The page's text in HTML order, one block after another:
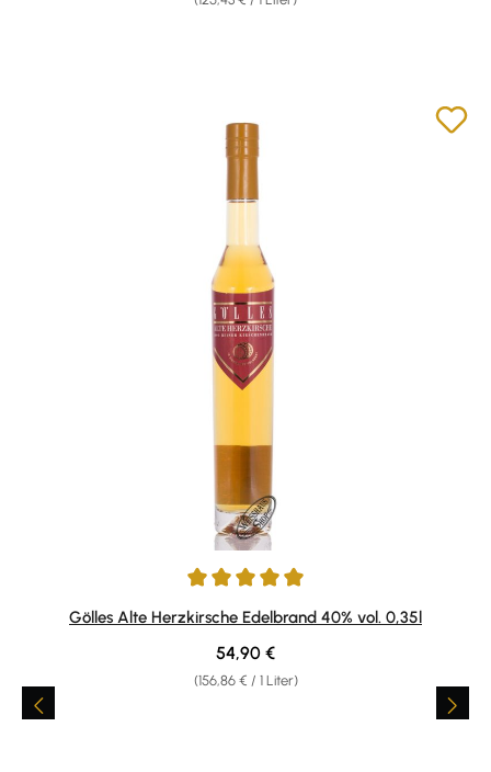
Durchschnittliche Bewertung von 5 von 5 Sternen
Gölles Alte Herzkirsche Edelbrand 40% vol. 0,35l
(156,86 € / 1 Liter)
Regulärer Preis:
54,90 €